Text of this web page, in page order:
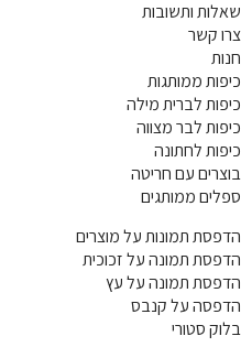
שאלות ותשובות
צרו קשר
חנות
כיפות ממותגות
כיפות לברית מילה
כיפות לבר מצווה
כיפות לחתונה
בוצרים עם חריטה
ספלים ממותגים
הדפסת תמונות על מוצרים
הדפסת תמונה על זכוכית
הדפסת תמונה על עץ
הדפסה על קנבס
בלוק סטורי